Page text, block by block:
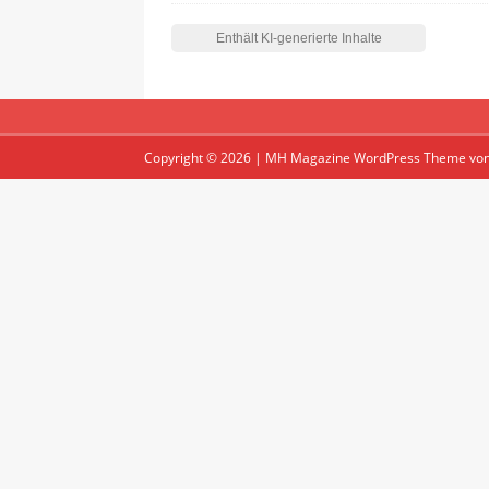
Copyright © 2026 | MH Magazine WordPress Theme